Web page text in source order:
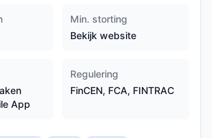
Min. storting
Bekijk website
App
Regulering
FinCEN, FCA, FINTRAC